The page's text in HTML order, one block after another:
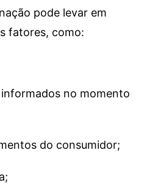
pode levar em
fatores, como:
no momento
do consumidor;